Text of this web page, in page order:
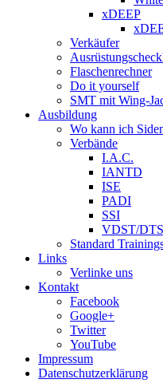
xDEEP
Verkäufer
Flaschenrechner
Do it yourself
SMT mit Wing-
Ausbildung
Wo kann ich
Verbände
I.A.C.
IANTD
ISE
PADI
SSI
VDST/
Standard
Links
Verlinke uns
Kontakt
Facebook
Google+
Twitter
YouTube
Impressum
Datenschutzerklärung